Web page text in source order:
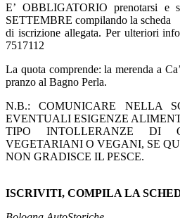
E’ OBBLIGATORIO prenotarsi e
SETTEMBRE compilando la scheda
di iscrizione allegata. Per ulteriori
7517112
La quota comprende: la merenda a
pranzo al Bagno Perla.
N.B.: COMUNICARE NELLA
EVENTUALI ESIGENZE
TIPO INTOLLERANZE DI
VEGETARIANI O VEGANI, SE
NON GRADISCE IL PESCE.
ISCRIVITI, COMPILA LA